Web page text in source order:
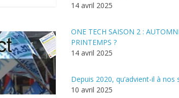
14 avril 2025
ONE TECH SAISON 2 :
PRINTEMPS ?
14 avril 2025
Depuis 2020, qu’advient-il à nos
10 avril 2025